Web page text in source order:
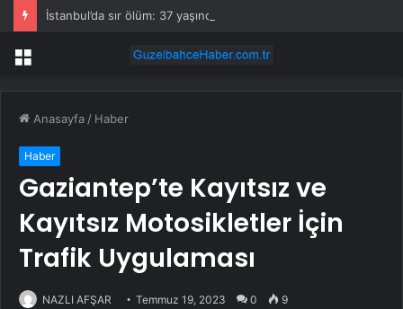
Menü
Anasayfa / Haber
Haber
Gaziantep’te Kayıtsız ve
Kayıtsız Motosikletler İçin
Trafik Uygulaması
NAZLI AFŞAR Temmuz 19, 2023 0 9